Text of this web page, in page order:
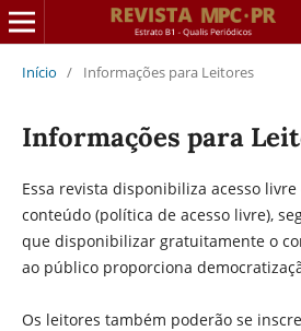
Início / Informações para Leitores
Informações para
Essa revista disponibiliza acesso
conteúdo (política de acesso livre),
que disponibilizar gratuitamente o
ao público proporciona
Os leitores também poderão se